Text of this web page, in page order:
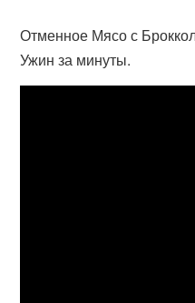
Отменное Мясо с
Ужин за минуты.